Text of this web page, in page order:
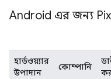
Android এর জন্য
হার্ডওয়্যার
উপাদান
কোম্পানি